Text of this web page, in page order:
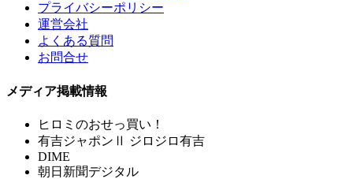
プライバシーポリシー
運営会社
よくある質問
お問合せ
メディア掲載情報
ヒロミのおせっ買い！
有吉ジャポンⅡ ジロジロ有吉
DIME
朝日新聞デジタル